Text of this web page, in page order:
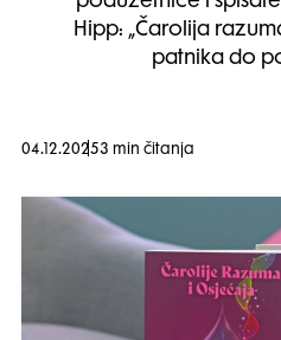
Hipp: „Čarolija
patnika do
04.12.20253 min čitanja